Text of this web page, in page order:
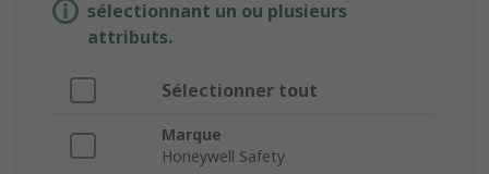
sélectionnant un ou plusieurs
attributs.
Sélectionner tout
Marque
Honeywell Safety